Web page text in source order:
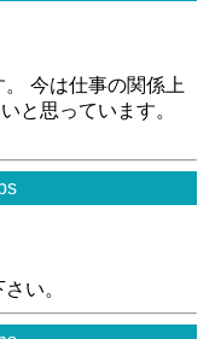
今は仕事の関係上
と思っています。
い。